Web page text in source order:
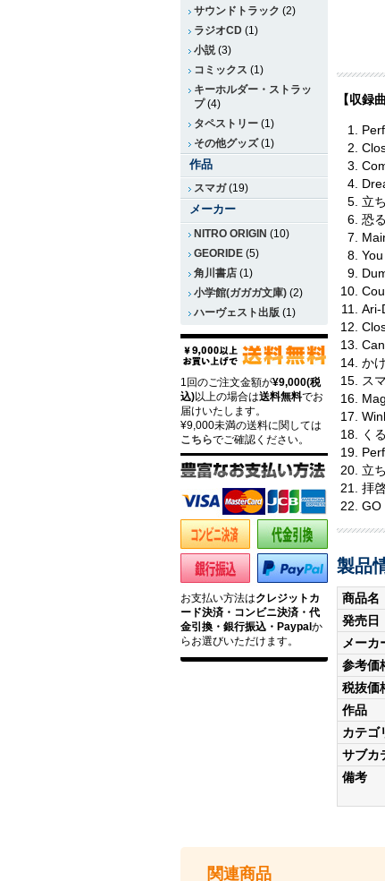
【収録
立
恐
Ari-
か
ス
く
立
拝
GO
製品
商品名
発売日
メーカ
参考価
税抜価
作品
カテゴ
サブカ
備考
サウンドトラック (2)
ラジオCD (1)
小説 (3)
コミックス (1)
キーホルダー・ストラッ
プ(4)
タペストリー (1)
その他グッズ(1)
作品
スマガ(19)
メーカー
NITRO ORIGIN (10)
GEORIDE (5)
角川書店 (1)
小学館(ガガガ文庫) (2)
ハーヴェスト出版 (1)
1回のご注文金額が¥9,000(税
込)以上の場合は送料無料でお
届けいたします。
¥9,000未満の送料に関しては
こちらでご確認ください。
お支払い方法はクレジットカ
ード決済・コンビニ決済・代
金引換・銀行振込・Paypalか
らお選びいただけます。
関連商品